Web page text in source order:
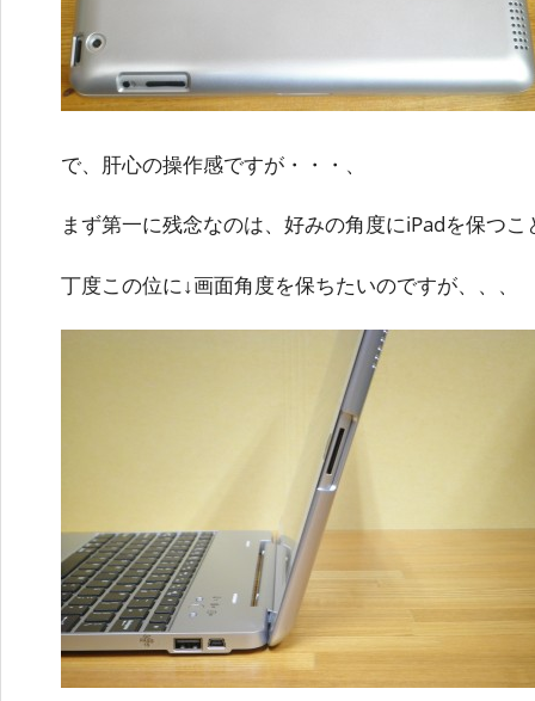
で、肝心の操作感ですが・・・、
まず第一に残念なのは、好みの角度にiPadを保つ
丁度この位に↓画面角度を保ちたいのですが、、、